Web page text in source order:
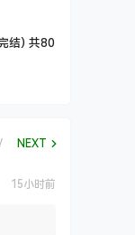
共80
NEXT
15小时前